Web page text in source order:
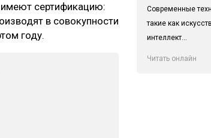
имеют сертификацию:
в совокупности
году.
Современные
такие как
интеллект...
Читать онлайн